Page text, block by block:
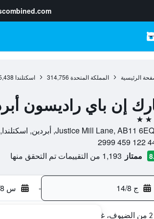
الرئيسية المملكة المتحدة 314,756 اسكتلندا
إن باي راديسون
ممتاز 1,193 من التقييمات تم التحقق منها
ج 14/8 - س 15/8
2 من الضيوف، غرفة واحدة